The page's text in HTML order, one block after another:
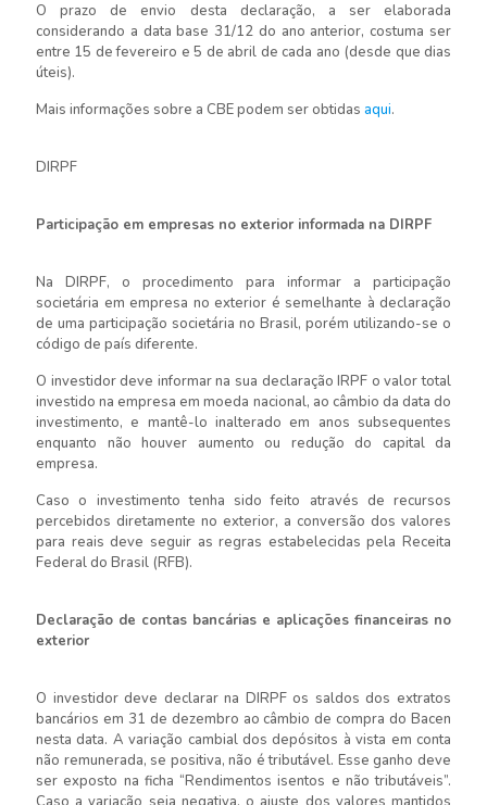
O prazo de envio desta declaração, a ser elaborada
considerando a data base 31/12 do ano anterior, costuma ser
entre 15 de fevereiro e 5 de abril de cada ano (desde que dias
úteis).
Mais informações sobre a CBE podem ser obtidas aqui.
DIRPF
Participação em empresas no exterior informada na DIRPF
Na DIRPF, o procedimento para informar a participação
societária em empresa no exterior é semelhante à declaração
de uma participação societária no Brasil, porém utilizando-se o
código de país diferente.
O investidor deve informar na sua declaração IRPF o valor total
investido na empresa em moeda nacional, ao câmbio da data do
investimento, e mantê-lo inalterado em anos subsequentes
enquanto não houver aumento ou redução do capital da
empresa.
Caso o investimento tenha sido feito através de recursos
percebidos diretamente no exterior, a conversão dos valores
para reais deve seguir as regras estabelecidas pela Receita
Federal do Brasil (RFB).
Declaração de contas bancárias e aplicações financeiras no
exterior
O investidor deve declarar na DIRPF os saldos dos extratos
bancários em 31 de dezembro ao câmbio de compra do Bacen
nesta data. A variação cambial dos depósitos à vista em conta
não remunerada, se positiva, não é tributável. Esse ganho deve
ser exposto na ficha “Rendimentos isentos e não tributáveis”.